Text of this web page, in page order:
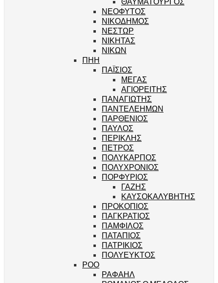
ΝΕΟΦΥΤΟΣ
ΝΙΚΟΔΗΜΟΣ
ΝΕΣΤΩΡ
ΝΙΚΗΤΑΣ
ΝΙΚΩΝ
ΠΗΗ
ΠΑΪΣΙΟΣ
ΜΕΓΑΣ
ΑΓΙΟΡΕΙΤΗΣ
ΠΑΝΑΓΙΩΤΗΣ
ΠΑΝΤΕΛΕΗΜΩΝ
ΠΑΡΘΕΝΙΟΣ
ΠΑΥΛΟΣ
ΠΕΡΙΚΛΗΣ
ΠΕΤΡΟΣ
ΠΟΛΥΚΑΡΠΟΣ
ΠΟΛΥΧΡΟΝΙΟΣ
ΠΟΡΦΥΡΙΟΣ
ΓΑΖΗΣ
ΚΑΥΣΟΚΑΛΥΒΗΤΗΣ
ΠΡΟΚΟΠΙΟΣ
ΠΑΓΚΡΑΤΙΟΣ
ΠΑΜΦΙΛΟΣ
ΠΑΤΑΠΙΟΣ
ΠΑΤΡΙΚΙΟΣ
ΠΟΛΥΕΥΚΤΟΣ
ΡΟΟ
ΡΑΦΑΗΛ